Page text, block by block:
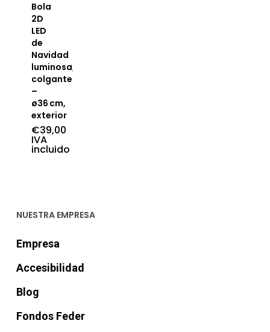
Bola
2D
LED
de
Navidad
luminosa,
colgante
–
ø36 cm,
exterior
€39,00
IVA
incluido
NUESTRA EMPRESA
Empresa
Accesibilidad
Blog
Fondos Feder